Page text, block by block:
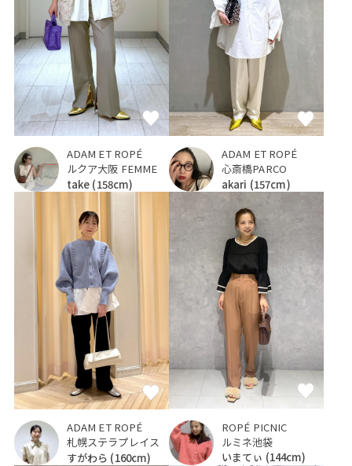
ADAM ET ROPÉ
ルクア大阪 FEMME
take (158cm)
ADAM ET ROPÉ
心斎橋PARCO
akari (157cm)
ADAM ET ROPÉ
札幌ステラプレイス
すがわら (160cm)
ROPÉ PICNIC
ルミネ池袋
いまてぃ (144cm)